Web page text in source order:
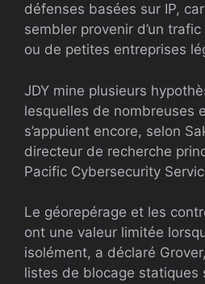
défenses basées sur IP,
sembler provenir d’un
ou de petites entreprises
JDY mine plusieurs
lesquelles de nombreuses
s’appuient encore, selon
directeur de recherche
Pacific Cybersecurity
Le géorepérage et les
ont une valeur limitée
isolément, a déclaré
listes de blocage statiques